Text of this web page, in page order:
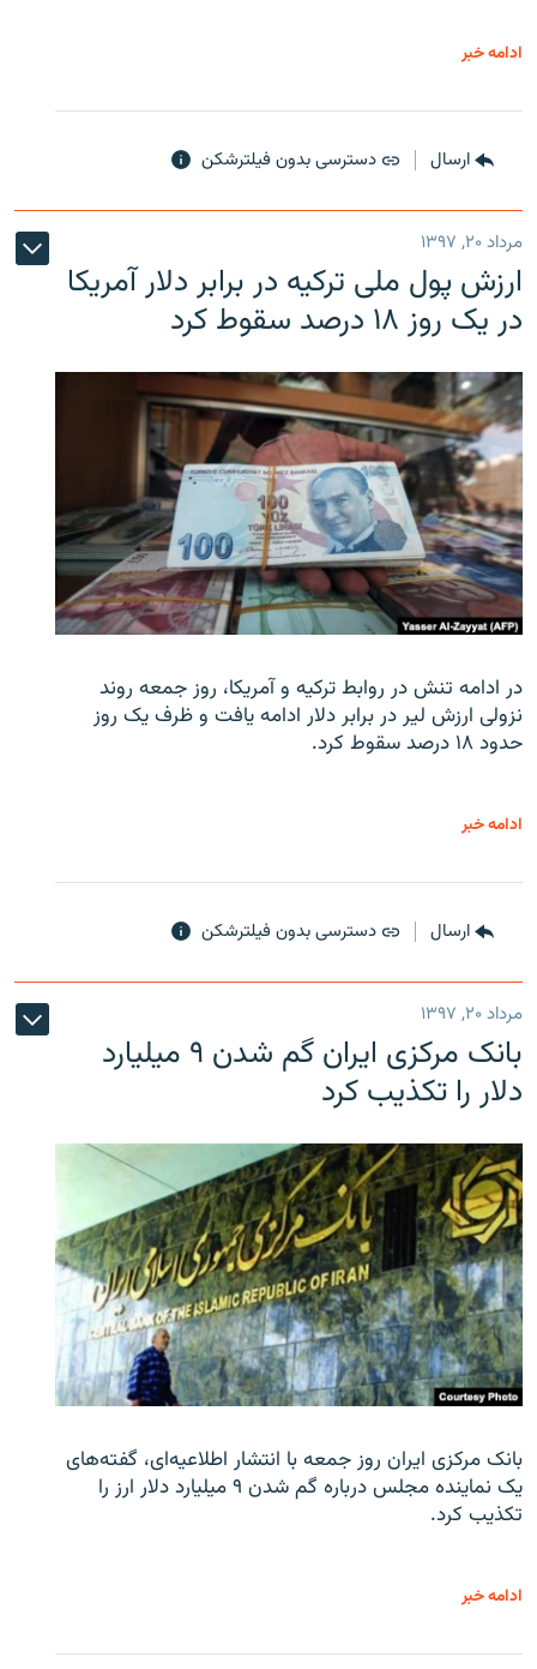
ادامه خبر
ارسال دسترسی بدون فیلترشکن
مرداد ۲۰, ۱۳۹۷
ارزش پول ملی ترکیه در برابر دلار آمریکا
در یک روز ۱۸ درصد سقوط کرد
در ادامه تنش در روابط ترکیه و آمریکا، روز جمعه روند
نزولی ارزش لیر در برابر دلار ادامه یافت و ظرف یک روز
حدود ۱۸ درصد سقوط کرد.
ادامه خبر
ارسال دسترسی بدون فیلترشکن
مرداد ۲۰, ۱۳۹۷
بانک مرکزی ایران گم شدن ۹ میلیارد
دلار را تکذیب کرد
بانک مرکزی ایران روز جمعه با انتشار اطلاعیه‌ای، گفته‌های
یک نماینده مجلس درباره گم شدن ۹ میلیارد دلار ارز را
تکذیب کرد.
ادامه خبر